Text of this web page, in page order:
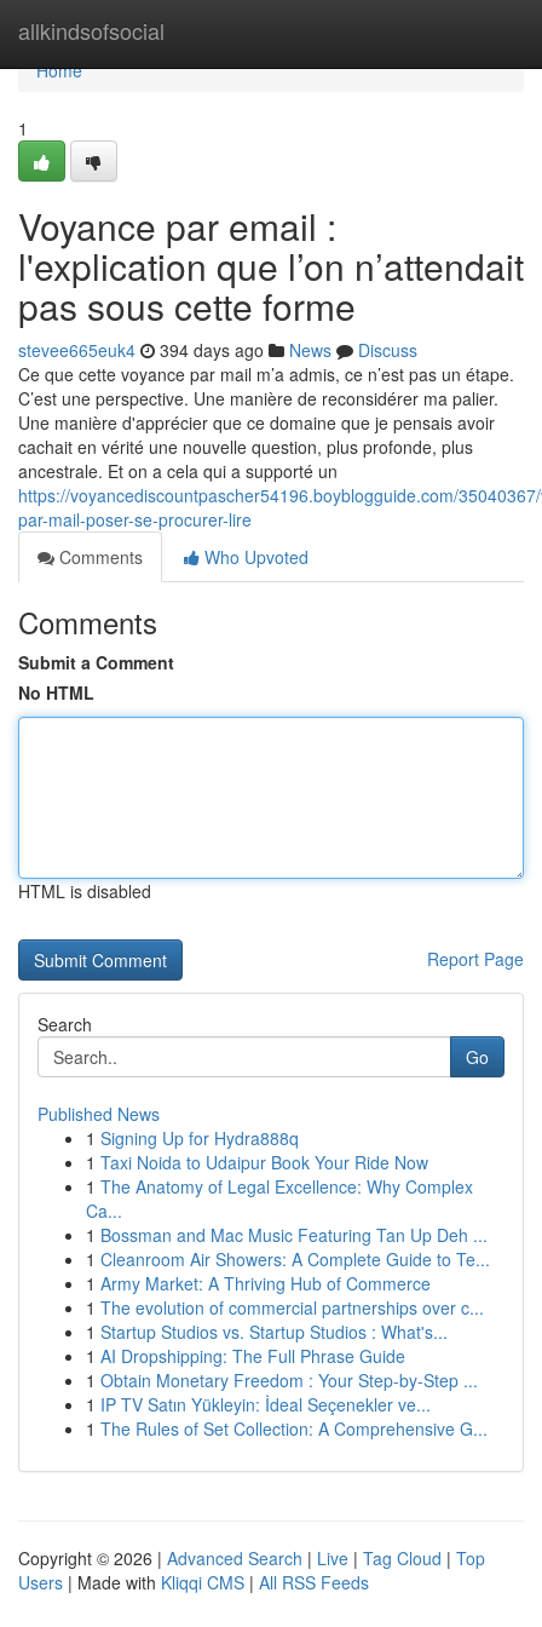
allkindsofsocial
Home
Home
1
Voyance par email :
l'explication que l’on n’attendait
pas sous cette forme
stevee665euk4 394 days ago News
Discuss
Ce que cette voyance par mail m’a admis, ce n’est pas un étape.
C’est une perspective. Une manière de reconsidérer ma palier.
Une manière d'apprécier que ce domaine que je pensais avoir
cachait en vérité une nouvelle question, plus profonde, plus
ancestrale. Et on a cela qui a supporté un
https://voyancediscountpascher54196.boyblogguide.com/
par-mail-poser-se-procurer-lire
Comments
Who Upvoted
Comments
Submit a Comment
No HTML
HTML is disabled
Report Page
Search
Go
Published News
1 Signing Up for Hydra888q
1 Taxi Noida to Udaipur Book Your Ride Now
1 The Anatomy of Legal Excellence: Why Complex
Ca...
1 Bossman and Mac Music Featuring Tan Up Deh ...
1 Cleanroom Air Showers: A Complete Guide to Te...
1 Army Market: A Thriving Hub of Commerce
1 The evolution of commercial partnerships over c...
1 Startup Studios vs. Startup Studios : What's...
1 AI Dropshipping: The Full Phrase Guide
1 Obtain Monetary Freedom : Your Step-by-Step ...
1 IP TV Satın Yükleyin: İdeal Seçenekler ve...
1 The Rules of Set Collection: A Comprehensive G...
Copyright © 2026 | Advanced Search | Live | Tag Cloud | Top
Users | Made with Kliqqi CMS | All RSS Feeds